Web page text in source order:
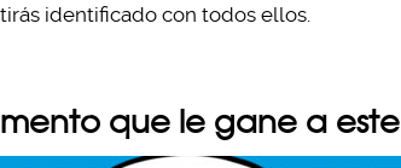
identificado con todos ellos.
que le gane a este